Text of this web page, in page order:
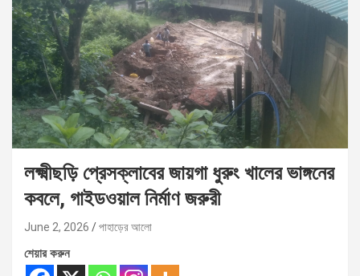
লক্ষ্মীছড়ি প্রেসক্লাবের জায়গা ধুরুং খালের ভাঙ্গনের
কবলে, গাইডওয়াল নির্মাণ জরুরী
June 2, 2026 পাহাড়ের আলো
শেয়ার করুন